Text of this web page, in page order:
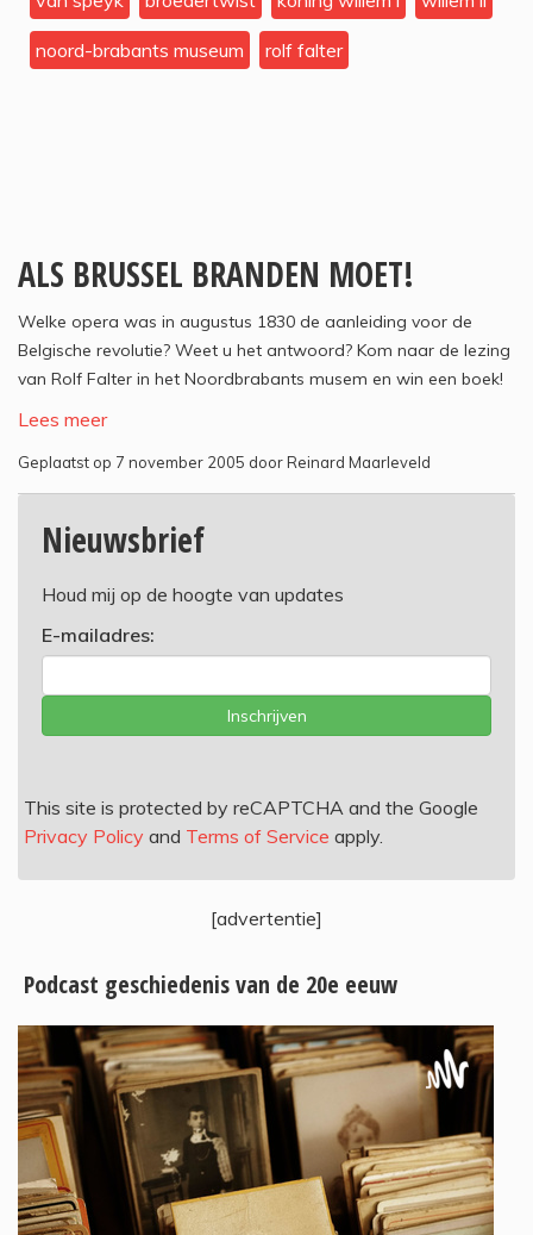
noord-brabants museum rolf falter
ALS BRUSSEL BRANDEN MOET!
Welke opera was in augustus 1830 de aanleiding voor de
Belgische revolutie? Weet u het antwoord? Kom naar de lezing
van Rolf Falter in het Noordbrabants musem en win een boek!
Lees meer
Geplaatst op 7 november 2005 door Reinard Maarleveld
Nieuwsbrief
Houd mij op de hoogte van updates
E-mailadres:
Inschrijven
This site is protected by reCAPTCHA and the Google
Privacy Policy and Terms of Service apply.
[advertentie]
Podcast geschiedenis van de 20e eeuw